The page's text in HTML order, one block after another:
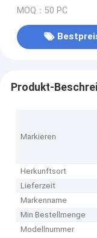
2/3mm 1 2 3 4 5m
MOQ：50 PC
Produkt-
Markieren
Herkunftsort
Lieferzeit
Markenname
Min Bestellmenge
Modellnummer